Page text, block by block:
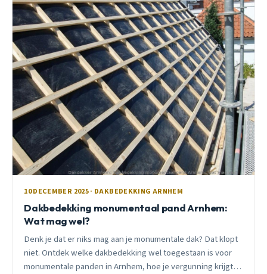
10 DECEMBER 2025 · DAKBEDEKKING ARNHEM
Dakbedekking monumentaal pand Arnhem:
Wat mag wel?
Denk je dat er niks mag aan je monumentale dak? Dat klopt
niet. Ontdek welke dakbedekking wel toegestaan is voor
monumentale panden in Arnhem, hoe je vergunning krijgt,